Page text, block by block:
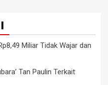
Miliar Tidak Wajar dan
Tan Paulin Terkait